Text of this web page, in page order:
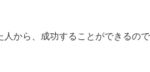
から、成功することができるので